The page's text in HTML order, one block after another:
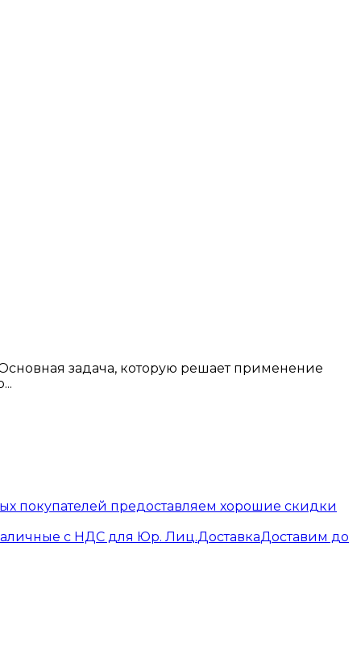
задача, которую решает применение
покупателей предоставляем хорошие скидки
с НДС для Юр. Лиц.ДоставкаДоставим до